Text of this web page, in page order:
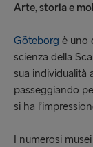
Arte, storia e
Göteborg è uno
scienza della
sua individualità
passeggiando
si ha
I numerosi